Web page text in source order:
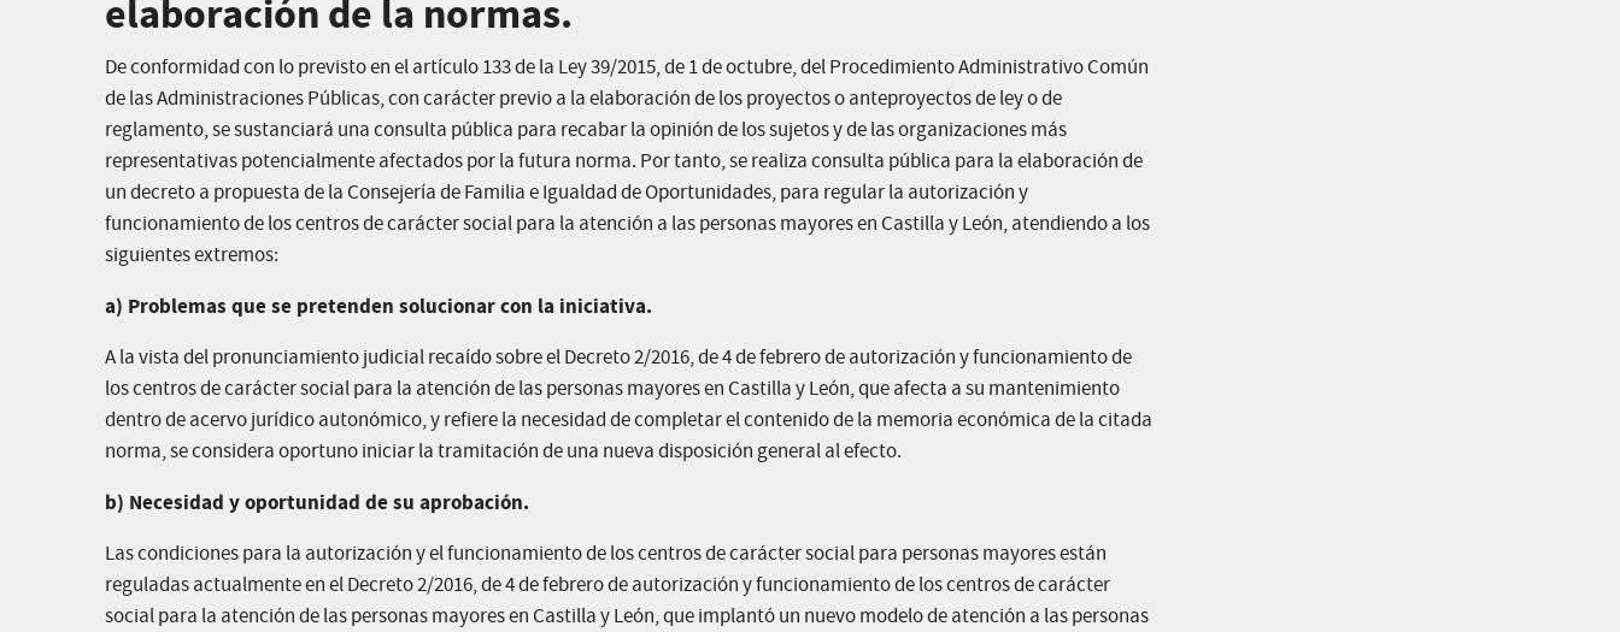
elaboración de la normas.
De conformidad con lo previsto en el artículo 133 de la Ley 39/2015, de 1 de octubre, del Procedimiento Administrativo Común
de las Administraciones Públicas, con carácter previo a la elaboración de los proyectos o anteproyectos de ley o de
reglamento, se sustanciará una consulta pública para recabar la opinión de los sujetos y de las organizaciones más
representativas potencialmente afectados por la futura norma. Por tanto, se realiza consulta pública para la elaboración de
un decreto a propuesta de la Consejería de Familia e Igualdad de Oportunidades, para regular la autorización y
funcionamiento de los centros de carácter social para la atención a las personas mayores en Castilla y León, atendiendo a los
siguientes extremos:
a) Problemas que se pretenden solucionar con la iniciativa.
A la vista del pronunciamiento judicial recaído sobre el Decreto 2/2016, de 4 de febrero de autorización y funcionamiento de
los centros de carácter social para la atención de las personas mayores en Castilla y León, que afecta a su mantenimiento
dentro de acervo jurídico autonómico, y refiere la necesidad de completar el contenido de la memoria económica de la citada
norma, se considera oportuno iniciar la tramitación de una nueva disposición general al efecto.
b) Necesidad y oportunidad de su aprobación.
Las condiciones para la autorización y el funcionamiento de los centros de carácter social para personas mayores están
reguladas actualmente en el Decreto 2/2016, de 4 de febrero de autorización y funcionamiento de los centros de carácter
social para la atención de las personas mayores en Castilla y León, que implantó un nuevo modelo de atención a las personas